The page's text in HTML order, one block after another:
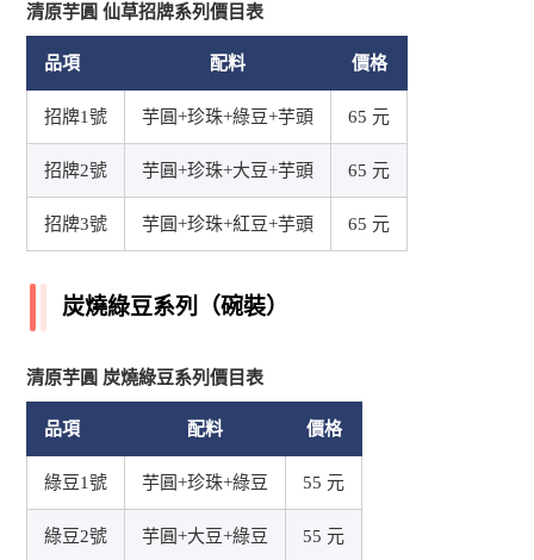
清原芋圓 仙草招牌系列價目表
品項 配料 價格
招牌1號 芋圓+珍珠+綠豆+芋頭 65 元
招牌2號 芋圓+珍珠+大豆+芋頭 65 元
招牌3號 芋圓+珍珠+紅豆+芋頭 65 元
炭燒綠豆系列（碗裝）
清原芋圓 炭燒綠豆系列價目表
品項 配料 價格
綠豆1號 芋圓+珍珠+綠豆 55 元
綠豆2號 芋圓+大豆+綠豆 55 元